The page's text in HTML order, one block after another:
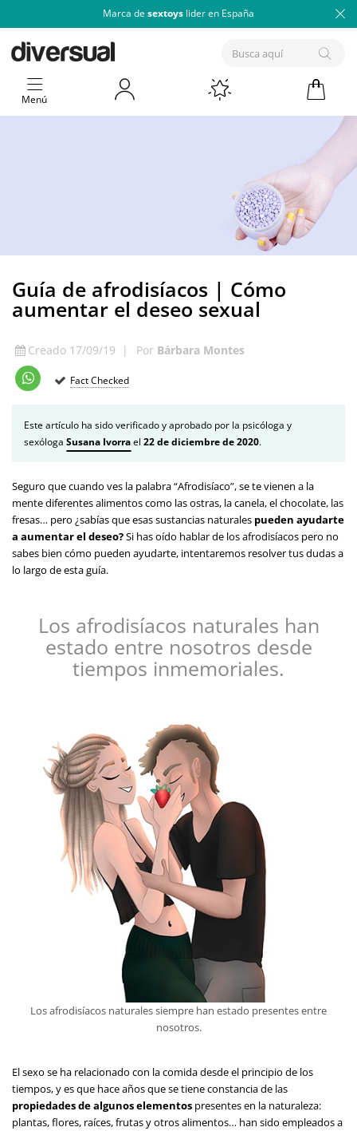
Marca de sextoys lider en España
Menú
Guía de afrodisíacos | Cómo
aumentar el deseo sexual
Creado 17/09/19 | Por Bárbara Montes
Fact Checked
Este artículo ha sido verificado y aprobado por la psicóloga y
sexóloga Susana Ivorrael 22 de diciembre de 2020.
Seguro que cuando ves la palabra “Afrodisíaco”, se te vienen a la
mente diferentes alimentos como las ostras, la canela, el chocolate, las
fresas… pero ¿sabías que esas sustancias naturales pueden ayudarte
a aumentar el deseo?Si has oído hablar de los afrodisíacos pero no
sabes bien cómo pueden ayudarte, intentaremos resolver tus dudas a
lo largo de esta guía.
Los afrodisíacos naturales han
estado entre nosotros desde
tiempos inmemoriales.
Los afrodisíacos naturales siempre han estado presentes entre
nosotros.
El sexo se ha relacionado con la comida desde el principio de los
tiempos, y es que hace años que se tiene constancia de las
propiedades de algunos elementos presentes en la naturaleza:
plantas, flores, raíces, frutas y otros alimentos… han sido empleados a